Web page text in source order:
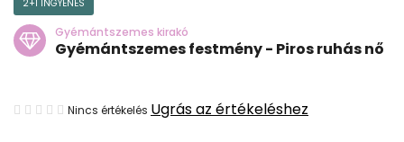
2+1 INGYENES
Gyémántszemes kirakó
Gyémántszemes festmény - Piros ruhás nő
A
Nincs értékelés Ugrás az értékeléshez